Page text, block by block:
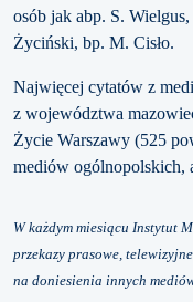
osób jak abp. S.
Życiński, bp. M. Cisło.
Najwięcej cytatów z
z województwa
Życie Warszawy (525
mediów ogólnopolskich,
W każdym miesiącu Instytut
przekazy prasowe,
na doniesienia innych